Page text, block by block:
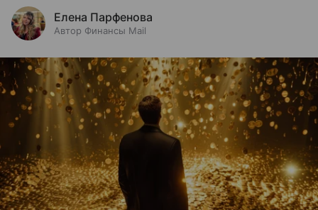
Елена Парфенова
Автор Финансы Mail